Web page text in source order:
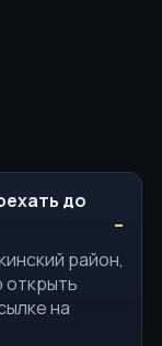
до
район,
открыть
на